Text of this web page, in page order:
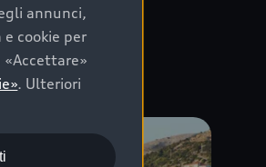
annunci,
cookie per
. Ulteriori